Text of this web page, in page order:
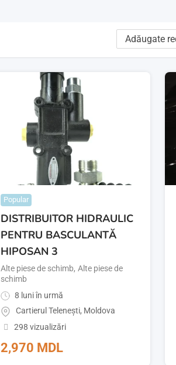
Popular
DISTRIBUITOR HIDRAULIC
PENTRU BASCULANTĂ
HIPOSAN 3
Alte piese de schimb, Alte piese de
schimb
8 luni în urmă
Cartierul Telenești, Moldova
298 vizualizări
2,970 MDL